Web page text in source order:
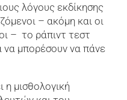
λόγους εκδίκησης
– ακόμη και οι
– το ράπιντ τεστ
να μπορέσουν να πάνε
η μισθολογική